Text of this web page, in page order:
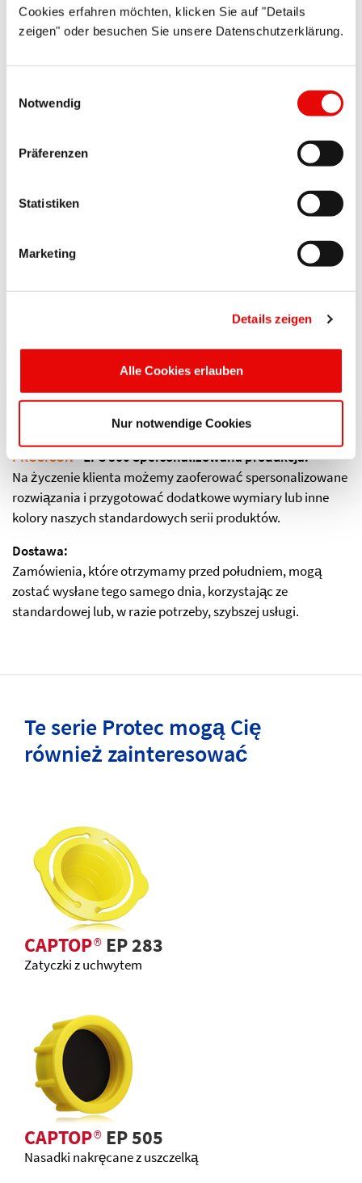
Cookies erfahren möchten, klicken Sie auf "Details
zeigen" oder besuchen Sie unsere Datenschutzerklärung.
Notwendig
Präferenzen
Statistiken
Marketing
Details zeigen
Alle Cookies erlauben
Nur notwendige Cookies
EPS 860 / 20/25
EPS 860 / 28.6/31.6
EPS 860 / 30/34
EPS 860 / 41.3/44.3
Produkty Protec i ich specyfikacje mogą zostać zmienione bez
uprzedniego powiadomienia.
PROSICON®EPS 860 Spersonalizowana produkcja:
Na życzenie klienta możemy zaoferować spersonalizowane
rozwiązania i przygotować dodatkowe wymiary lub inne
kolory naszych standardowych serii produktów.
Dostawa:
Zamówienia, które otrzymamy przed południem, mogą
zostać wysłane tego samego dnia, korzystając ze
standardowej lub, w razie potrzeby, szybszej usługi.
Te serie Protec mogą Cię
również zainteresować
CAPTOP®EP 283
Zatyczki z uchwytem
CAPTOP®EP 505
Nasadki nakręcane z uszczelką